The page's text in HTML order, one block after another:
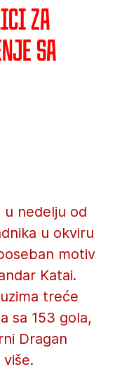
za
sa
u nedelju od
u okviru
motiv
Katai.
treće
sa 153 gola,
Dragan